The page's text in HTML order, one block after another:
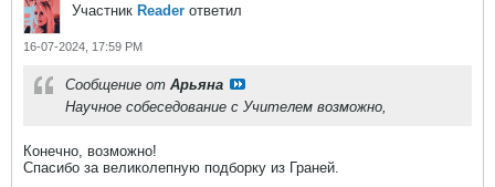
Участник Reader ответил
16-07-2024, 17:59 PM
Сообщение от Арьяна
Научное собеседование с Учителем возможно,
Конечно, возможно!
Спасибо за великолепную подборку из Граней​​.